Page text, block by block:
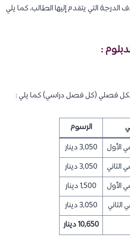
الدرجة التي يتقدم إليها الطالب، كما يلي
:
فصلي (كل فصل دراسي) كما يلي :
الرسوم
الأول
3,050 دينار
الثاني
3,050 دينار
الأول
1,500 دينار
الثاني
3,050 دينار
10,650 دينار